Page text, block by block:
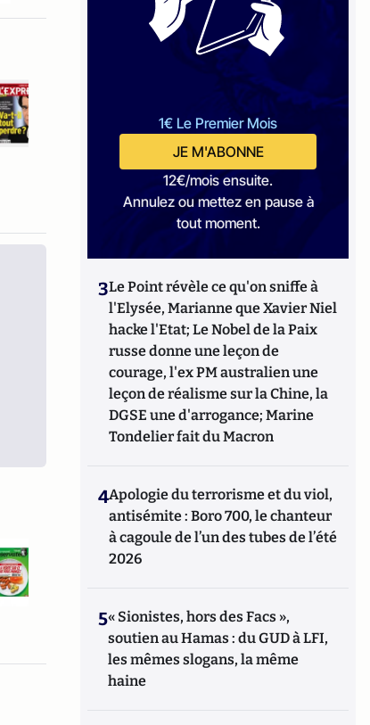
1€ Le Premier Mois
JE M'ABONNE
12€/mois ensuite.
Annulez ou mettez en pause à
tout moment.
3Le Point révèle ce qu'on sniffe à
l'Elysée, Marianne que Xavier Niel
hacke l'Etat; Le Nobel de la Paix
russe donne une leçon de
courage, l'ex PM australien une
leçon de réalisme sur la Chine, la
DGSE une d'arrogance; Marine
Tondelier fait du Macron
4Apologie du terrorisme et du viol,
antisémite : Boro 700, le chanteur
à cagoule de l’un des tubes de l’été
2026
5« Sionistes, hors des Facs »,
soutien au Hamas : du GUD à LFI,
les mêmes slogans, la même
haine